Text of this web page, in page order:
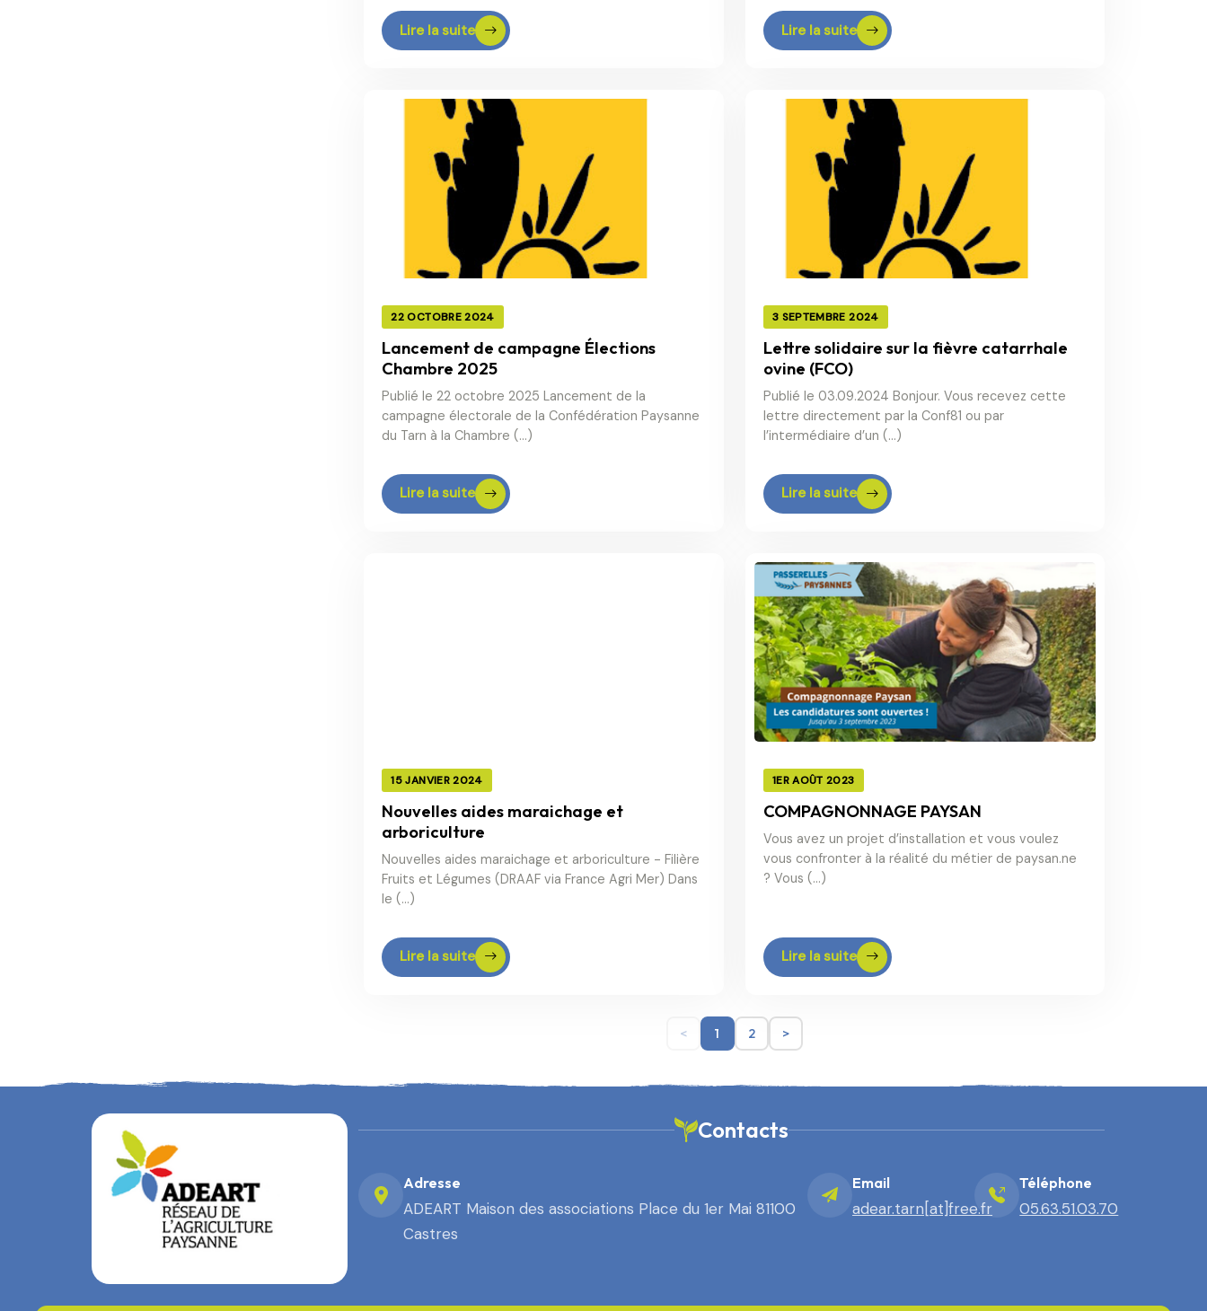
Lire la suite Lire la suite
22 OCTOBRE 2024
Lancement de campagne Élections
Chambre 2025
Publié le 22 octobre 2025 Lancement de la
campagne électorale de la Confédération Paysanne
du Tarn à la Chambre (…)
Lire la suite
3 SEPTEMBRE 2024
Lettre solidaire sur la fièvre catarrhale
ovine (FCO)
Publié le 03.09.2024 Bonjour. Vous recevez cette
lettre directement par la Conf81 ou par
l’intermédiaire d’un (…)
Lire la suite
15 JANVIER 2024
Nouvelles aides maraichage et
arboriculture
Nouvelles aides maraichage et arboriculture - Filière
Fruits et Légumes (DRAAF via France Agri Mer) Dans
le (…)
Lire la suite
1ER AOÛT 2023
COMPAGNONNAGE PAYSAN
Vous avez un projet d’installation et vous voulez
vous confronter à la réalité du métier de paysan.ne
? Vous (…)
Lire la suite
< 1 2 >
Contacts
Adresse
ADEART Maison des associations Place du 1er Mai 81100
Castres
Email
adear.tarn[at]free.fr
Téléphone
05.63.51.03.70